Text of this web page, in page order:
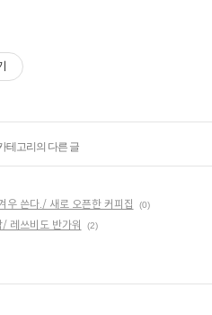
테고리의 다른 글
우 쓴다./ 새로 오픈한 커피집 (0)
레쓰비도 반가워 (2)